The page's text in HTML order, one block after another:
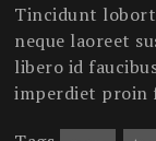
Tincidunt
neque laoreet
libero id
imperdiet proin